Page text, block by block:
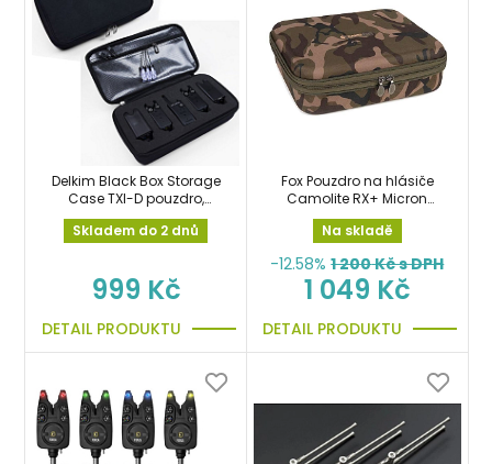
Delkim Black Box Storage
Case TXI-D pouzdro,
kufřík na hlásiče
Skladem do 2 dnů
999 Kč
DETAIL PRODUKTU
Fox Pouzdro na hlásiče
Camolite RX+ Micron
Case
Na skladě
-12.58% 1 200Kč s DPH
1 049 Kč
DETAIL PRODUKTU